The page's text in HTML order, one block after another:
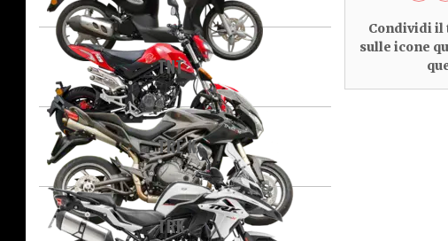
TNT
TRE K
TRK
Condividi il
sulle icone